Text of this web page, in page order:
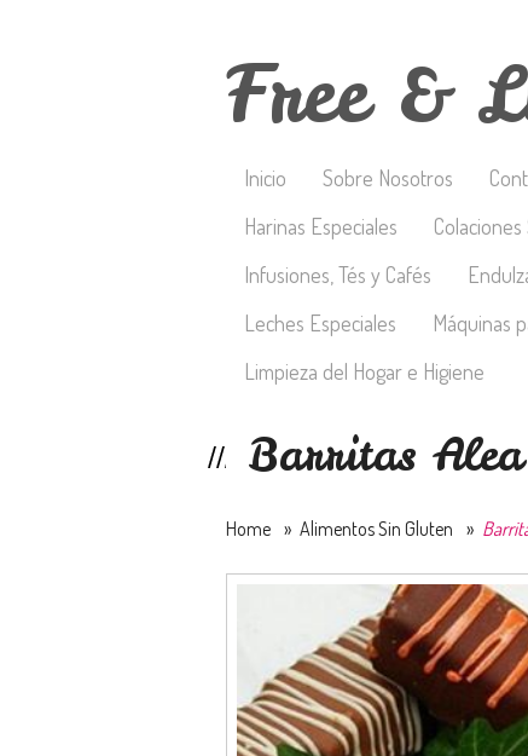
Free &
Inicio Sobre Nosotros
Harinas Especiales
Infusiones, Tés y Cafés
Leches Especiales
Máquinas
Limpieza del Hogar e Higiene
Barritas Alea
Home » Alimentos Sin Gluten »